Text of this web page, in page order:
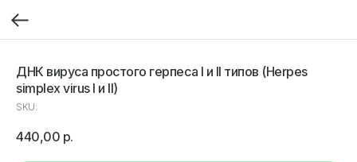
ДНК вируса простого герпеса I и II типов (Herpes
simplex virus I и II)
SKU:
440,00 р.